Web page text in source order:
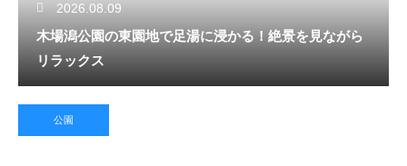
2026.08.09
木場潟公園の東園地で足湯に浸かる！絶景を見ながら
リラックス
公園